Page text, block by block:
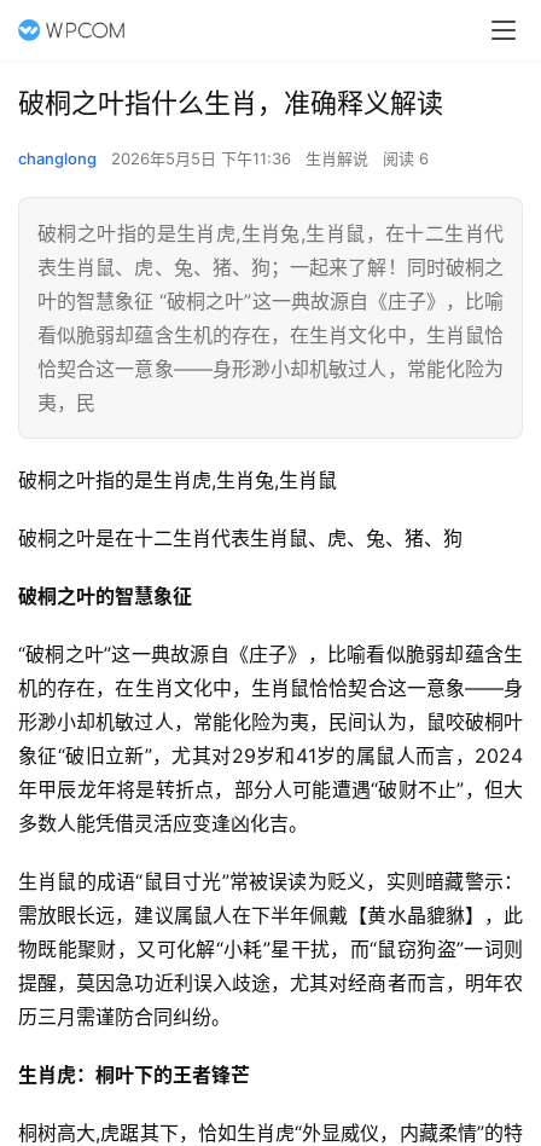
破桐之叶指什么生肖，准确释义解读
changlong 2026年5月5日 下午11:36 生肖解说 阅读 6
破桐之叶指的是生肖虎,生肖兔,生肖鼠，在十二生肖代
表生肖鼠、虎、兔、猪、狗；一起来了解！同时破桐之
叶的智慧象征 “破桐之叶”这一典故源自《庄子》，比喻
看似脆弱却蕴含生机的存在，在生肖文化中，生肖鼠恰
恰契合这一意象——身形渺小却机敏过人，常能化险为
夷，民
破桐之叶指的是生肖虎,生肖兔,生肖鼠
破桐之叶是在十二生肖代表生肖鼠、虎、兔、猪、狗
破桐之叶的智慧象征
“破桐之叶”这一典故源自《庄子》，比喻看似脆弱却蕴含生
机的存在，在生肖文化中，生肖鼠恰恰契合这一意象——身
形渺小却机敏过人，常能化险为夷，民间认为，鼠咬破桐叶
象征“破旧立新”，尤其对29岁和41岁的属鼠人而言，2024
年甲辰龙年将是转折点，部分人可能遭遇“破财不止”，但大
多数人能凭借灵活应变逢凶化吉。
生肖鼠的成语“鼠目寸光”常被误读为贬义，实则暗藏警示：
需放眼长远，建议属鼠人在下半年佩戴【黄水晶貔貅】，此
物既能聚财，又可化解“小耗”星干扰，而“鼠窃狗盗”一词则
提醒，莫因急功近利误入歧途，尤其对经商者而言，明年农
历三月需谨防合同纠纷。
生肖虎：桐叶下的王者锋芒
桐树高大,虎踞其下，恰如生肖虎“外显威仪，内藏柔情”的特